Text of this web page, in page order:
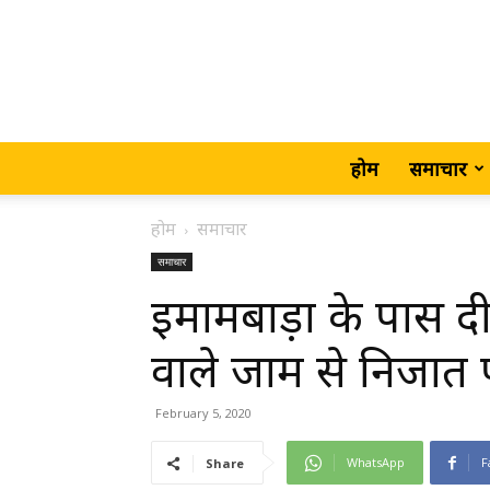
होम समाचार
होम समाचार
समाचार
इमामबाड़ा के पास
वाले जाम से निजात
February 5, 2020
Share WhatsApp